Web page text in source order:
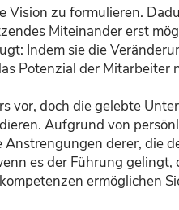
Vision zu formulieren.
Miteinander erst
Indem sie die
Potenzial der Mitarbeiter
vor, doch die gelebte
Aufgrund von
derer, die
es der Führung
ermöglichen